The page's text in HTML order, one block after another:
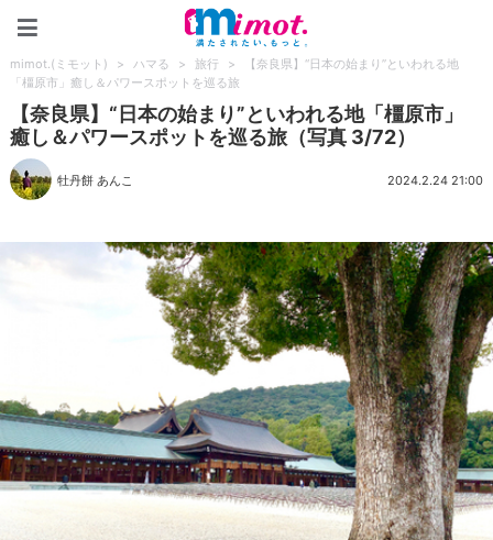
mimot.(ミモット) > ハマる > 旅行 >
【奈良県】“日本の始まり”といわれる地
「橿原市」癒し＆パワースポットを巡る旅
【奈良県】“日本の始まり”といわれる地「橿原市」
癒し＆パワースポットを巡る旅（写真 3/72）
牡丹餅 あんこ 2024.2.24 21:00